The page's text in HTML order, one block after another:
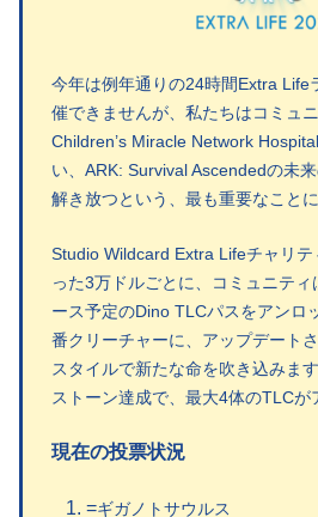
今年は例年通りの24時間Extra Life
催できませんが、私たちはコミュ
Children’s Miracle Network
い、ARK: Survival Ascendedの未
解き放つという、最も重要なこと
Studio Wildcard Extra Lifeチャリテ
った3万ドルごとに、コミュニテ
ース予定のDino TLCパスをアンロ
番クリーチャーに、アップデート
スタイルで新たな命を吹き込みま
ストーン達成で、最大4体のTLCが
現在の投票状況
=ギガノトサウルス